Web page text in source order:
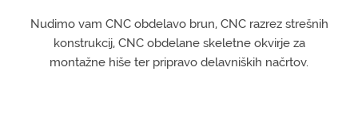
Brune
Opaž
Nudimo vam CNC obdelavo brun, CNC razrez strešnih
konstrukcij, CNC obdelane skeletne okvirje za
montažne hiše ter pripravo delavniških načrtov.